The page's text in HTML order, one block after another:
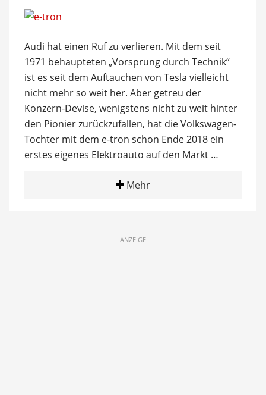
Audi hat einen Ruf zu verlieren. Mit dem seit
1971 behaupteten „Vorsprung durch Technik“
ist es seit dem Auftauchen von Tesla vielleicht
nicht mehr so weit her. Aber getreu der
Konzern-Devise, wenigstens nicht zu weit hinter
den Pionier zurückzufallen, hat die Volkswagen-
Tochter mit dem e-tron schon Ende 2018 ein
erstes eigenes Elektroauto auf den Markt …
Mehr
ANZEIGE